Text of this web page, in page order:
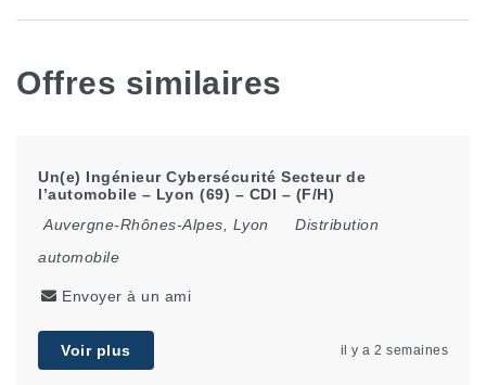
Offres similaires
Un(e) Ingénieur Cybersécurité Secteur de
l’automobile – Lyon (69) – CDI – (F/H)
Auvergne-Rhônes-Alpes
Lyon
Distribution
automobile
Envoyer à un ami
Voir plus il y a 2 semaines